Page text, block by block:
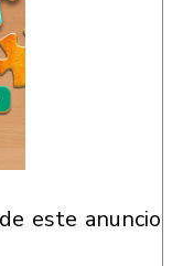
este anuncio